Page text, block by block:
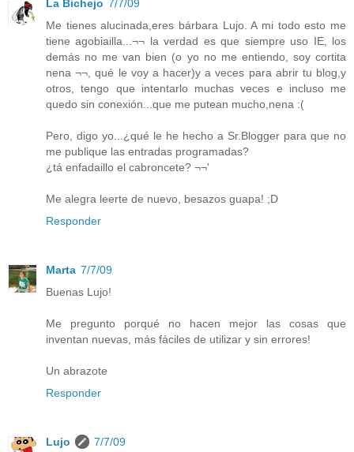
La Bichejo 7/7/09
Me tienes alucinada,eres bárbara Lujo. A mi todo esto me
tiene agobiailla...¬¬ la verdad es que siempre uso IE, los
demás no me van bien (o yo no me entiendo, soy cortita
nena ¬¬, qué le voy a hacer)y a veces para abrir tu blog,y
otros, tengo que intentarlo muchas veces e incluso me
quedo sin conexión...que me putean mucho,nena :(
Pero, digo yo...¿qué le he hecho a Sr.Blogger para que no
me publique las entradas programadas?
¿tá enfadaillo el cabroncete? ¬¬'
Me alegra leerte de nuevo, besazos guapa! ;D
Responder
Marta 7/7/09
Buenas Lujo!
Me pregunto porqué no hacen mejor las cosas que
inventan nuevas, más fáciles de utilizar y sin errores!
Un abrazote
Responder
Lujo 7/7/09